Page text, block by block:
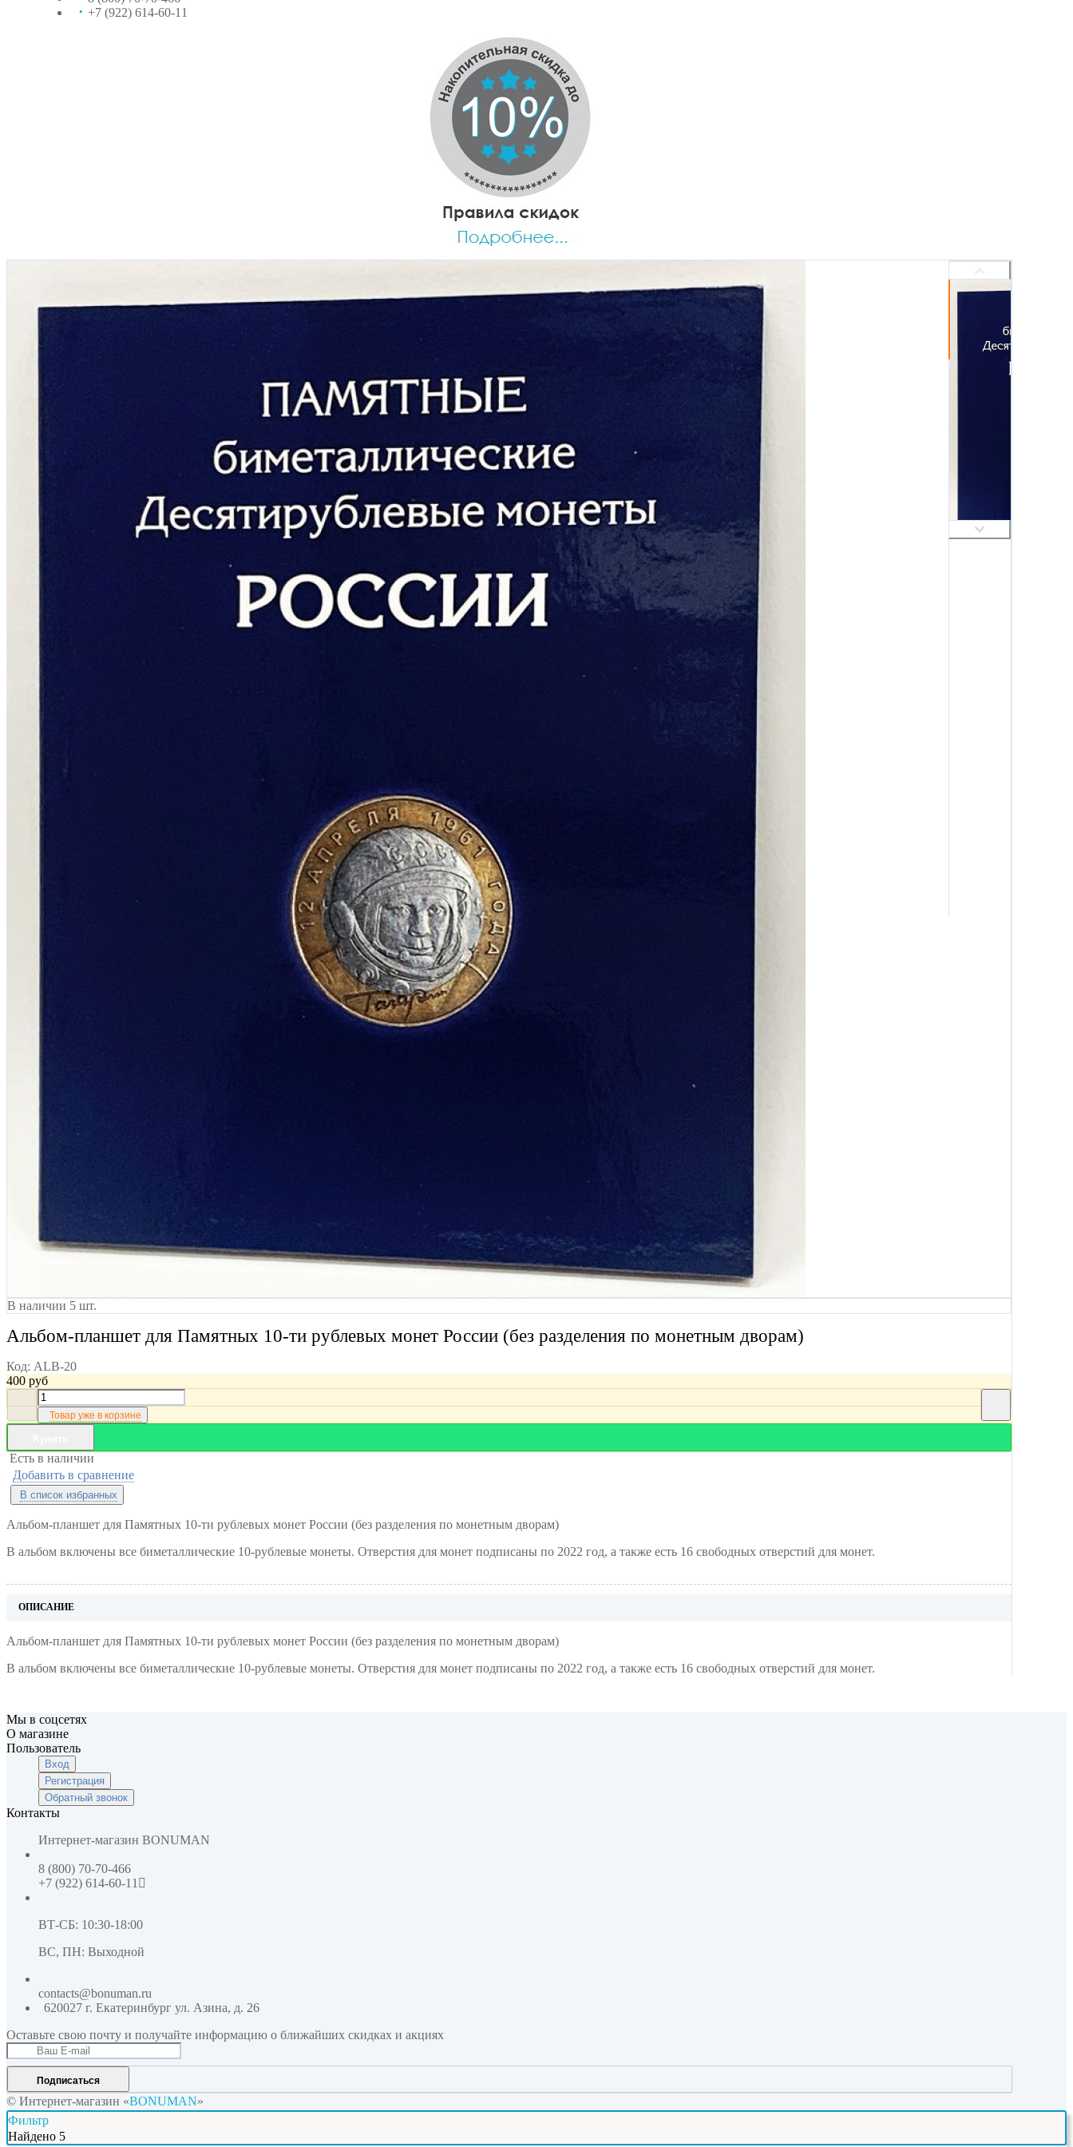
+7 (922) 614-60-11
В наличии 5 шт.
Альбом-планшет для Памятных 10-ти рублевых монет России (без разделения по монетным дворам)
Код: ALB-20
400 руб
Товар уже в корзине
Есть в наличии
Добавить в сравнение
В список избранных
Альбом-планшет для Памятных 10-ти рублевых монет России (без разделения по монетным дворам)
В альбом включены все биметаллические 10-рублевые монеты. Отверстия для монет подписаны по 2022 год, а также есть 16 свободных отверстий для монет.
ОПИСАНИЕ
Альбом-планшет для Памятных 10-ти рублевых монет России (без разделения по монетным дворам)
В альбом включены все биметаллические 10-рублевые монеты. Отверстия для монет подписаны по 2022 год, а также есть 16 свободных отверстий для монет.
Мы в соцсетях
О магазине
Пользователь
Вход
Регистрация
Обратный звонок
Контакты
Интернет-магазин BONUMAN
8 (800) 70-70-466
+7 (922) 614-60-11
ВТ-СБ: 10:30-18:00
ВС, ПН: Выходной
contacts@bonuman.ru
620027 г. Екатеринбург ул. Азина, д. 26
Оставьте свою почту и получайте информацию о ближайших скидках и акциях
Подписаться
© Интернет-магазин «BONUMAN»
Фильтр
Найдено 5